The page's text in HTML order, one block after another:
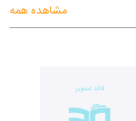
مشاهده همه